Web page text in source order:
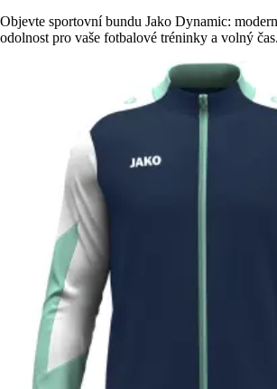
Objevte sportovní bundu Jako Dynamic:
odolnost pro vaše fotbalové tréninky a volný čas.